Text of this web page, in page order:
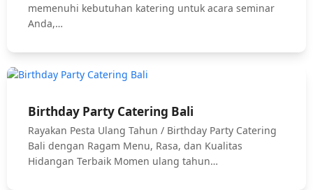
memenuhi kebutuhan katering untuk acara seminar
Anda,…
Birthday Party Catering Bali
Rayakan Pesta Ulang Tahun / Birthday Party Catering
Bali dengan Ragam Menu, Rasa, dan Kualitas
Hidangan Terbaik Momen ulang tahun…